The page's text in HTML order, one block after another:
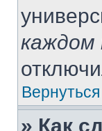
каждом
» Как